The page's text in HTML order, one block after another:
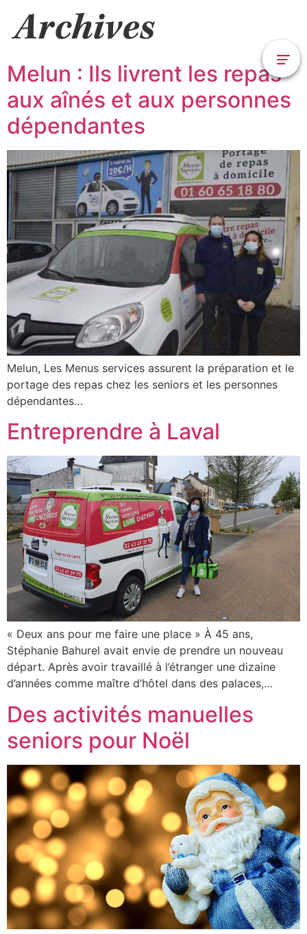
Archives
Melun : Ils livrent les repas
aux aînés et aux personnes
dépendantes
Melun, Les Menus services assurent la préparation et le
portage des repas chez les seniors et les personnes
dépendantes…
Entreprendre à Laval
« Deux ans pour me faire une place » À 45 ans,
Stéphanie Bahurel avait envie de prendre un nouveau
départ. Après avoir travaillé à l’étranger une dizaine
d’années comme maître d’hôtel dans des palaces,…
Des activités manuelles
seniors pour Noël